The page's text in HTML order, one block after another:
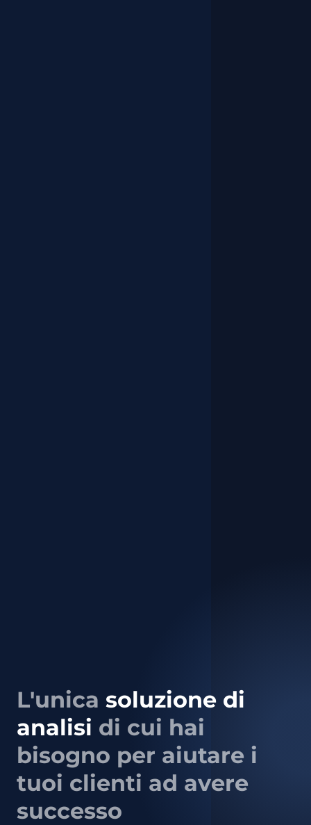
L'unica soluzione di
analisi di cui hai
bisogno per aiutare i
tuoi clienti ad avere
successo